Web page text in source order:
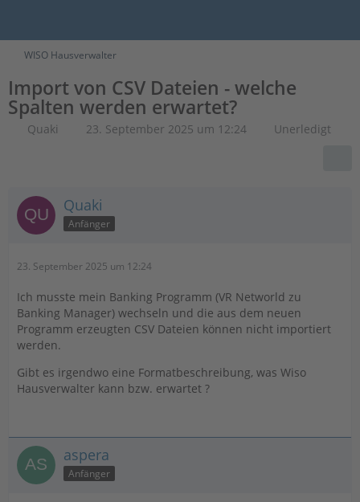
WISO Hausverwalter
Import von CSV Dateien - welche
Spalten werden erwartet?
Quaki 23. September 2025 um 12:24 Unerledigt
Quaki
Anfänger
23. September 2025 um 12:24
Ich musste mein Banking Programm (VR Networld zu
Banking Manager) wechseln und die aus dem neuen
Programm erzeugten CSV Dateien können nicht importiert
werden.
Gibt es irgendwo eine Formatbeschreibung, was Wiso
Hausverwalter kann bzw. erwartet ?
aspera
Anfänger